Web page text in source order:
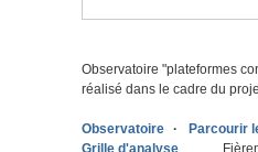
Observatoire "plateformes
réalisé dans le cadre du
Observatoire
Parcourir
Grille d'analyse